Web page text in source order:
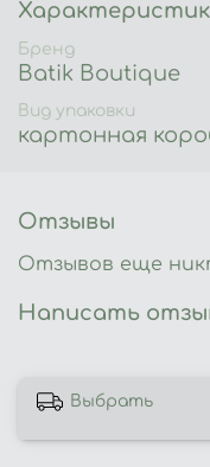
Сушка: в
Бренд
Batik Boutique
Вид упаковки
картонная
Отзывы
Отзывов еще
Написать
Выбрать